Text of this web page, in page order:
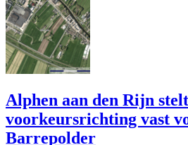
Alphen aan den Rijn stelt
voorkeursrichting vast
Barrepolder